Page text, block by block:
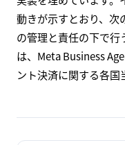
動きが示すとおり、次
の管理と責任の下で行
は、Meta Business
ント決済に関する各国